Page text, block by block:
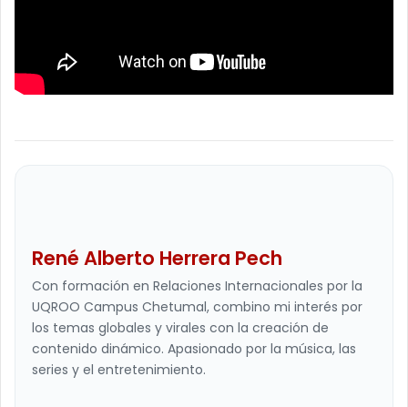
René Alberto Herrera Pech
Con formación en Relaciones Internacionales por la
UQROO Campus Chetumal, combino mi interés por
los temas globales y virales con la creación de
contenido dinámico. Apasionado por la música, las
series y el entretenimiento.